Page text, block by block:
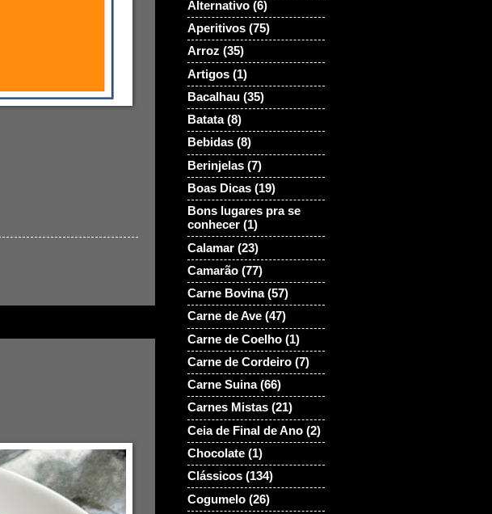
Alternativo (6)
Aperitivos (75)
Arroz (35)
Artigos (1)
Bacalhau (35)
Batata (8)
Bebidas (8)
Berinjelas (7)
Boas Dicas (19)
Bons lugares pra se
conhecer (1)
Calamar (23)
Camarão (77)
Carne Bovina (57)
Carne de Ave (47)
Carne de Coelho (1)
Carne de Cordeiro (7)
Carne Suina (66)
Carnes Mistas (21)
Ceia de Final de Ano (2)
Chocolate (1)
Clássicos (134)
Cogumelo (26)